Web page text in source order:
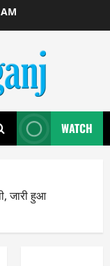
WATCH
जारी हुआ